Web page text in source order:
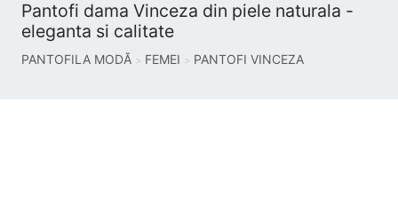
Pantofi dama Vinceza din piele naturala -
eleganta si calitate
PANTOFILA MODĂ FEMEI PANTOFI VINCEZA